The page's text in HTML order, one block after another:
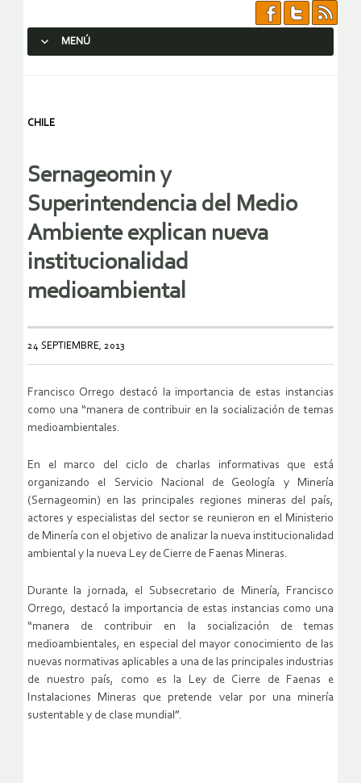
MENÚ
CHILE
Sernageomin y
Superintendencia del Medio
Ambiente explican nueva
institucionalidad
medioambiental
24 SEPTIEMBRE, 2013
Francisco Orrego destacó la importancia de estas instancias
como una “manera de contribuir en la socialización de temas
medioambientales.
En el marco del ciclo de charlas informativas que está
organizando el Servicio Nacional de Geología y Minería
(Sernageomin) en las principales regiones mineras del país,
actores y especialistas del sector se reunieron en el Ministerio
de Minería con el objetivo de analizar la nueva institucionalidad
ambiental y la nueva Ley de Cierre de Faenas Mineras.
Durante la jornada, el Subsecretario de Minería, Francisco
Orrego, destacó la importancia de estas instancias como una
“manera de contribuir en la socialización de temas
medioambientales, en especial del mayor conocimiento de las
nuevas normativas aplicables a una de las principales industrias
de nuestro país, como es la Ley de Cierre de Faenas e
Instalaciones Mineras que pretende velar por una minería
sustentable y de clase mundial”.